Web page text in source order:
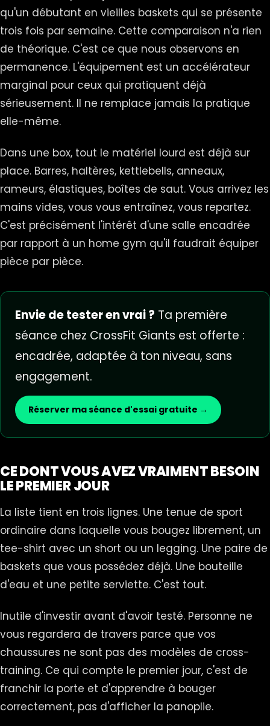
qu'un débutant en vieilles baskets qui se présente
trois fois par semaine. Cette comparaison n'a rien
de théorique. C'est ce que nous observons en
permanence. L'équipement est un accélérateur
marginal pour ceux qui pratiquent déjà
sérieusement. Il ne remplace jamais la pratique
elle-même.
Dans une box, tout le matériel lourd est déjà sur
place. Barres, haltères, kettlebells, anneaux,
rameurs, élastiques, boîtes de saut. Vous arrivez les
mains vides, vous vous entraînez, vous repartez.
C'est précisément l'intérêt d'une salle encadrée
par rapport à un home gym qu'il faudrait équiper
pièce par pièce.
Envie de tester en vrai ? Ta première
séance chez CrossFit Giants est offerte :
encadrée, adaptée à ton niveau, sans
engagement.
Réserver ma séance d'essai gratuite →
CE DONT VOUS AVEZ VRAIMENT BESOIN
LE PREMIER JOUR
La liste tient en trois lignes. Une tenue de sport
ordinaire dans laquelle vous bougez librement, un
tee-shirt avec un short ou un legging. Une paire de
baskets que vous possédez déjà. Une bouteille
d'eau et une petite serviette. C'est tout.
Inutile d'investir avant d'avoir testé. Personne ne
vous regardera de travers parce que vos
chaussures ne sont pas des modèles de cross-
training. Ce qui compte le premier jour, c'est de
franchir la porte et d'apprendre à bouger
correctement, pas d'afficher la panoplie.